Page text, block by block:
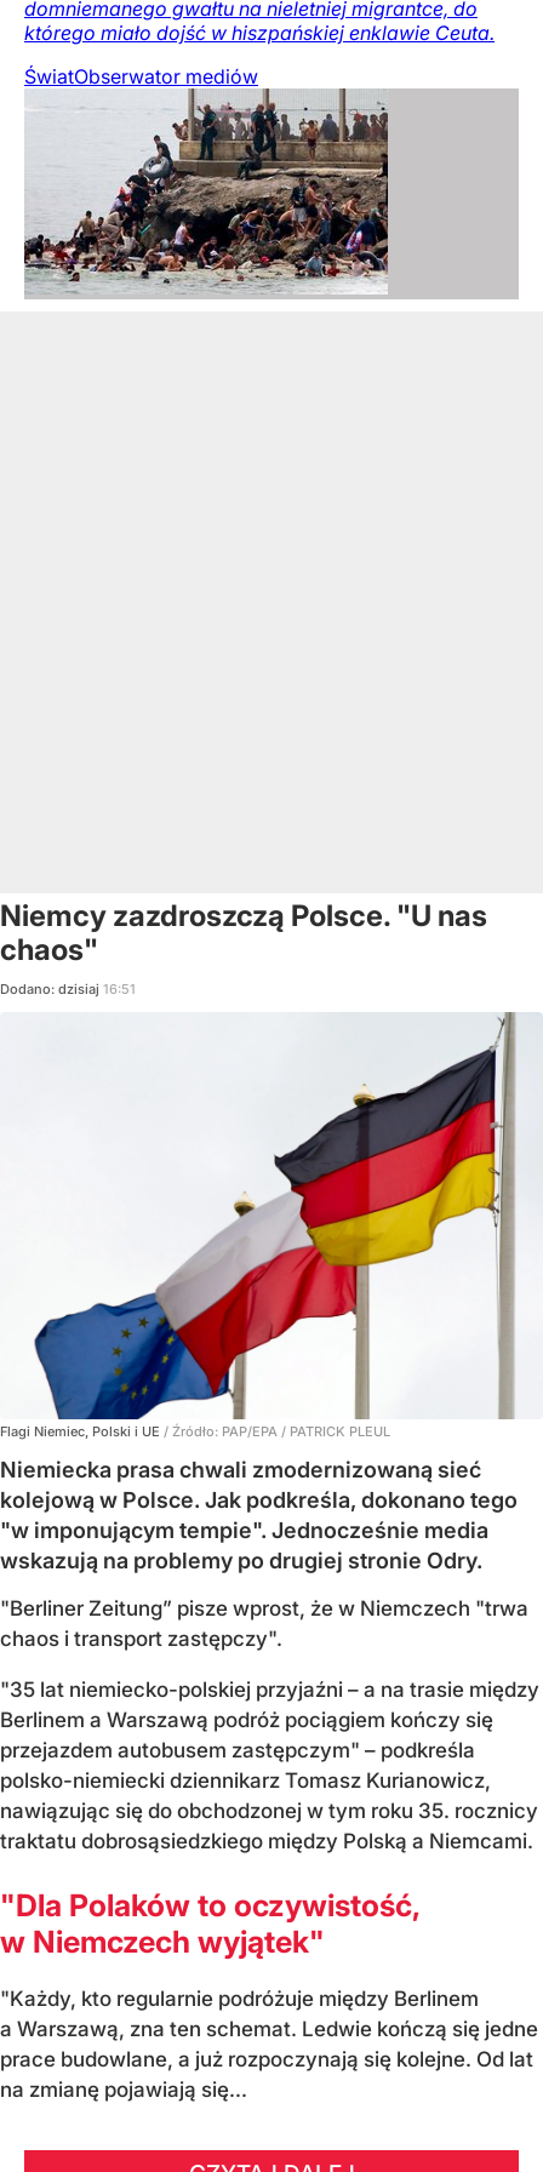
domniemanego gwałtu na nieletniej migrantce, do
którego miało dojść w hiszpańskiej enklawie Ceuta.
ŚwiatObserwator mediów
Niemcy zazdroszczą Polsce. "U nas
chaos"
Dodano: dzisiaj 16:51
Flagi Niemiec, Polski i UE / Źródło: PAP/EPA / PATRICK PLEUL
Niemiecka prasa chwali zmodernizowaną sieć
kolejową w Polsce. Jak podkreśla, dokonano tego
"w imponującym tempie". Jednocześnie media
wskazują na problemy po drugiej stronie Odry.
"Berliner Zeitung” pisze wprost, że w Niemczech "trwa
chaos i transport zastępczy".
"35 lat niemiecko-polskiej przyjaźni – a na trasie między
Berlinem a Warszawą podróż pociągiem kończy się
przejazdem autobusem zastępczym" – podkreśla
polsko-niemiecki dziennikarz Tomasz Kurianowicz,
nawiązując się do obchodzonej w tym roku 35. rocznicy
traktatu dobrosąsiedzkiego między Polską a Niemcami.
"Dla Polaków to oczywistość,
w Niemczech wyjątek"
"Każdy, kto regularnie podróżuje między Berlinem
a Warszawą, zna ten schemat. Ledwie kończą się jedne
prace budowlane, a już rozpoczynają się kolejne. Od lat
na zmianę pojawiają się...